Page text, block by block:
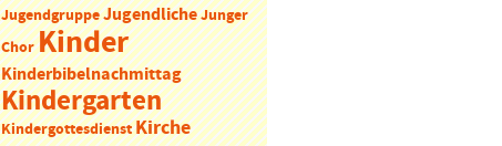
Jugendgruppe Jugendliche Junger
Chor Kinder
Kinderbibelnachmittag
Kindergarten
Kindergottesdienst Kirche